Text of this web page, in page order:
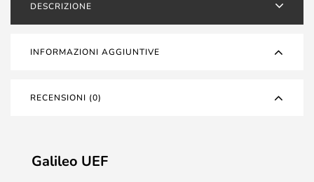
DESCRIZIONE
INFORMAZIONI AGGIUNTIVE
RECENSIONI (0)
Galileo UEF